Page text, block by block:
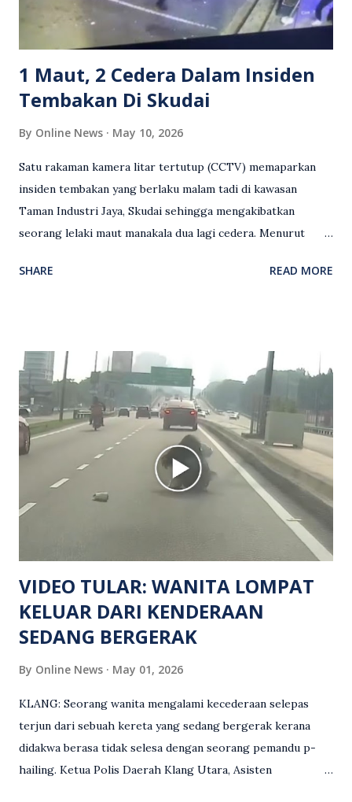
Sebahagian netizen turut meminta pihak berkuasa
mengambil tindakan tegas, manakala ada yang bersimpati
terhadap wanita dipercayai menjadi mangs...
1 Maut, 2 Cedera Dalam Insiden
Tembakan Di Skudai
By Online News May 10, 2026
Satu rakaman kamera litar tertutup (CCTV) memaparkan
insiden tembakan yang berlaku malam tadi di kawasan
Taman Industri Jaya, Skudai sehingga mengakibatkan
seorang lelaki maut manakala dua lagi cedera. Menurut
kejadian berlaku sekitar jam 11 malam dan pihak polis
hiburan di kawasan berkenaan. Seorang mangsa disahkan
meninggal dunia di lokasi kejadian akibat terkena tembakan,
manakala seorang lagi mangsa mengalami kecederaan.
Turut dipercayai terdapat seorang lagi individu cedera
namun identitinya masih belum dikenal pasti selepas dibawa
keluar dari lokasi oleh kenalannya. Polis kini sedang giat
mengesan dua suspek yang masih bebas bagi membantu
siasatan lanjut. Kes disiasat mengikut Seksyen 302 Kanun
Keseksaan kerana membunuh. Orang ramai yang mempunyai
maklumat diminta t...
SHARE READ MORE
VIDEO TULAR: WANITA LOMPAT
KELUAR DARI KENDERAAN
SEDANG BERGERAK
By Online News May 01, 2026
KLANG: Seorang wanita mengalami kecederaan selepas
terjun dari sebuah kereta yang sedang bergerak kerana
didakwa berasa tidak selesa dengan seorang pemandu p-
hailing. Ketua Polis Daerah Klang Utara, Asisten